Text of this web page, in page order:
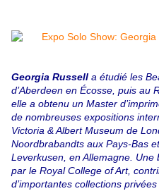
Georgia Russell a étudié les
d’Aberdeen en Écosse, puis au
elle a obtenu un Master
de nombreuses expositions
Victoria & Albert Museum de
Noordbrabandts aux Pays-Bas
Leverkusen, en Allemagne. Une
par le Royal College of Art,
d’importantes collections